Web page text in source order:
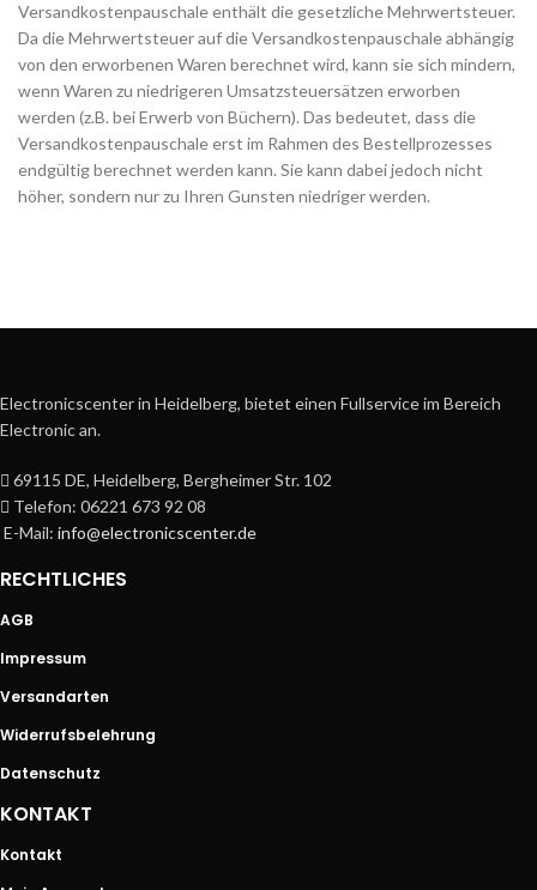
Versandkostenpauschale enthält die gesetzliche Mehrwertsteuer.
Da die Mehrwertsteuer auf die Versandkostenpauschale abhängig
von den erworbenen Waren berechnet wird, kann sie sich mindern,
wenn Waren zu niedrigeren Umsatzsteuersätzen erworben
werden (z.B. bei Erwerb von Büchern). Das bedeutet, dass die
Versandkostenpauschale erst im Rahmen des Bestellprozesses
endgültig berechnet werden kann. Sie kann dabei jedoch nicht
höher, sondern nur zu Ihren Gunsten niedriger werden.
Electronicscenter in Heidelberg, bietet einen Fullservice im Bereich
Electronic an.
69115 DE, Heidelberg, Bergheimer Str. 102
Telefon: 06221 673 92 08
E-Mail:info@electronicscenter.de
RECHTLICHES
AGB
Impressum
Versandarten
Widerrufsbelehrung
Datenschutz
KONTAKT
Kontakt